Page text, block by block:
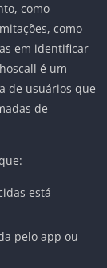
como
como
em identificar
é um
de usuários que
de
está
pelo app ou